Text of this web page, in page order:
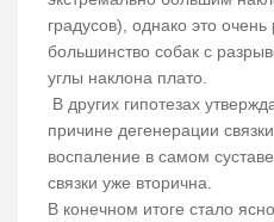
градусов), однако это очень
большинство собак с
углы наклона плато.
В других гипотезах
причине дегенерации
воспаление в самом
связки уже вторична.
В конечном итоге стало